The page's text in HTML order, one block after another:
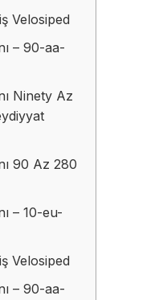
Velosiped
– 90-aa-
Ninety Az
90 Az 280
– 10-eu-
Velosiped
– 90-aa-